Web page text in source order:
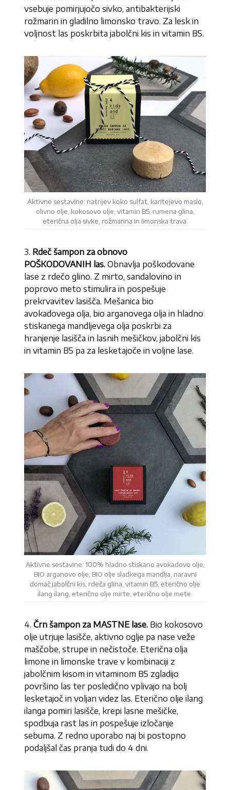
vsebuje pomirjujočo sivko, antibakterijski
rožmarin in gladilno limonsko travo. Za lesk in
voljnost las poskrbita jabolčni kis in vitamin B5.
Aktivne sestavine: natrijev koko sulfat, karitejevo maslo,
olivno olje, kokosovo olje, vitamin B5, rumena glina,
eterična olja sivke, rožmarina in limonska trava.
3. Rdeč šampon za obnovo
POŠKODOVANIH las. Obnavlja poškodovane
lase z rdečo glino. Z mirto, sandalovino in
poprovo meto stimulira in pospešuje
prekrvavitev lasišča. Mešanica bio
avokadovega olja, bio arganovega olja in hladno
stiskanega mandljevega olja poskrbi za
hranjenje lasišča in lasnih mešičkov, jabolčni kis
in vitamin B5 pa za lesketajoče in voljne lase.
Aktivne sestavine: 100% hladno stiskano avokadovo olje,
BIO arganovo olje, BIO olje sladkega mandlja, naravni
domač jabolčni kis, rdeča glina, vitamin B5, eterično olje
ilang ilang, eterično olje mirte, eterično olje mete.
4. Črn šampon za MASTNE lase. Bio kokosovo
olje utrjuje lasišče, aktivno oglje pa nase veže
maščobe, strupe in nečistoče. Eterična olja
limone in limonske trave v kombinaciji z
jabolčnim kisom in vitaminom B5 zgladijo
površino las ter posledično vplivajo na bolj
lesketajoč in voljan videz las. Eterično olje ilang
ilanga pomiri lasišče, krepi lasne mešičke,
spodbuja rast las in pospešuje izločanje
sebuma. Z redno uporabo naj bi postopno
podaljšal čas pranja tudi do 4 dni.